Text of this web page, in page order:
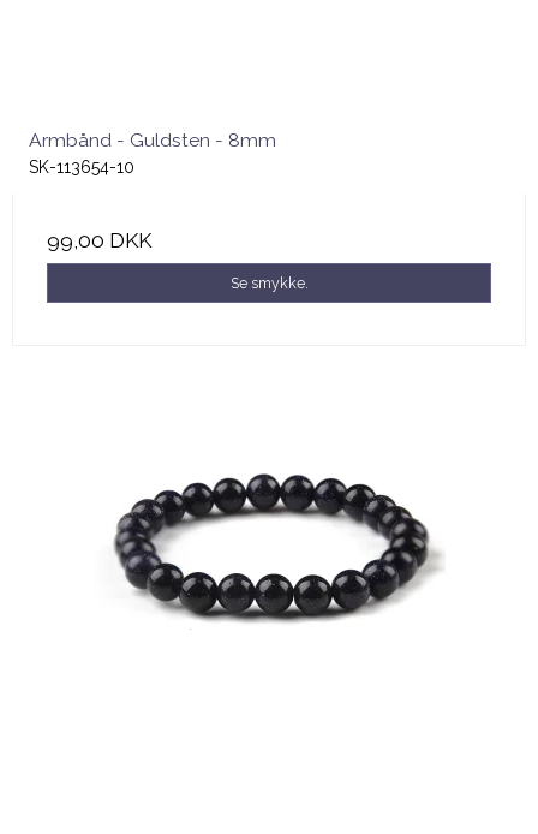
Armbånd - Guldsten - 8mm
SK-113654-10
99,00 DKK
Se smykke.